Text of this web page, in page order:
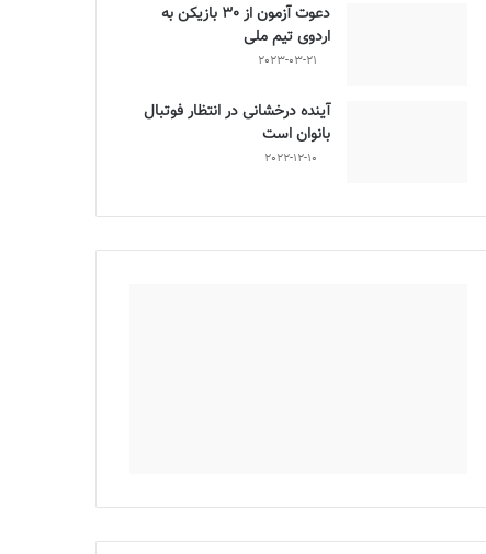
دعوت آزمون از 30 بازیکن به
اردوی تیم ملی
2023-03-21
آینده درخشانی در انتظار فوتبال
بانوان است
2022-12-10